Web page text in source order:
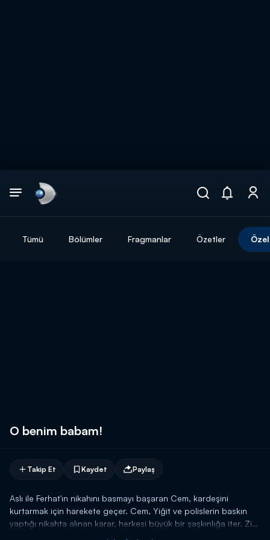
Tümü Bölümler Fragmanlar Özetler
O benim babam!
Takip Et Kaydet Paylaş
Aslı ile Ferhat'ın nikahını basmayı başaran Cem, kardeşini
kurtarmak için harekete geçer. Cem, Yiğit ve polislerin baskın
yaptığı nikahta alınan karar, herkesi büyük bir şaşkınlığa iter. Zira